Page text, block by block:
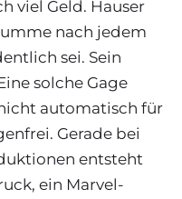
viel Geld. Hauser
nach jedem
sei. Sein
solche Gage
automatisch für
Gerade bei
entsteht
ein Marvel-